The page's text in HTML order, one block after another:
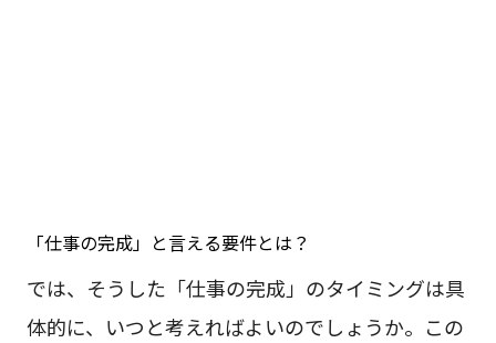
「仕事の完成」と言える要件とは？
では、そうした「仕事の完成」のタイミングは具
体的に、いつと考えればよいのでしょうか。この